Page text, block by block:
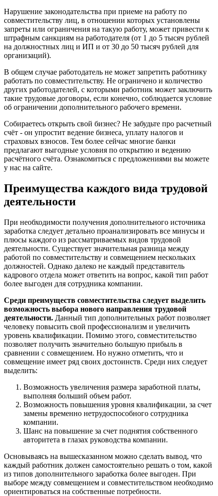
Нарушение законодательства при приеме на работу по
совместительству лиц, в отношении которых установлены
запреты или ограничения на такую работу, может привести к
штрафным санкциям на работодателя (от 1 до 5 тысяч рублей
на должностных лиц и ИП и от 30 до 50 тысяч рублей для
организаций).
В общем случае работодатель не может запретить работнику
работать по совместительству. Не ограничено и количество
других работодателей, с которыми работник может заключить
такие трудовые договоры, если конечно, соблюдается условие
об ограничении дополнительного рабочего времени.
Собираетесь открыть свой бизнес? Не забудьте про расчетный
счёт - он упростит ведение бизнеса, уплату налогов и
страховых взносов. Тем более сейчас многие банки
предлагают выгодные условия по открытию и ведению
расчётного счёта. Ознакомиться с предложениями вы можете
у нас на сайте.
Преимущества каждого вида трудовой
деятельности
При необходимости получения дополнительного источника
заработка следует детально проанализировать все минусы и
плюсы каждого из рассматриваемых видов трудовой
деятельности. Существует значительная разница между
работой по совместительству и совмещением нескольких
должностей. Однако далеко не каждый представитель
кадрового отдела может ответить на вопрос, какой тип работ
более выгоден для сотрудника компании.
Среди преимуществ совместительства следует выделить
возможность выбора нового направления трудовой
деятельности. Данный тип дополнительных работ позволяет
человеку повысить свой профессионализм и увеличить
уровень квалификации. Помимо этого, совместительство
позволяет получить значительно большую прибыль в
сравнении с совмещением. Но нужно отметить, что и
совмещение имеет ряд своих достоинств. Среди них следует
выделить:
Возможность увеличения размера заработной платы,
выполняя больший объем работ.
Возможность повышения уровня квалификации, за счет
замены временно нетрудоспособного сотрудника
компании.
Шанс на повышение за счет поднятия собственного
авторитета в глазах руководства компании.
Основываясь на вышесказанном можно сделать вывод, что
каждый работник должен самостоятельно решать о том, какой
из типов дополнительного заработка более выгоден. При
выборе между совмещением и совместительством необходимо
ориентироваться на собственные потребности.